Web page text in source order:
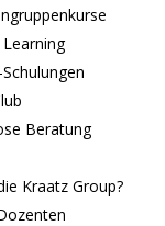
Beratung
Kraatz Group?